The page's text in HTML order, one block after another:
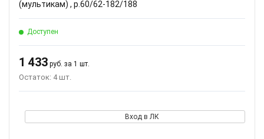
(мультикам) , р.60/62-182/188
Доступен
1 433 руб. за 1 шт.
Остаток: 4 шт.
Вход в ЛК